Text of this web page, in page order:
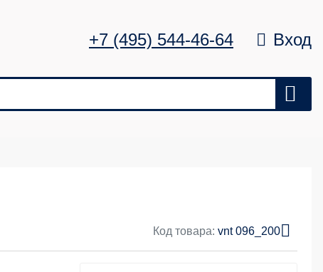
+7 (495) 544-46-64 Вход
Код товара: vnt 096_200